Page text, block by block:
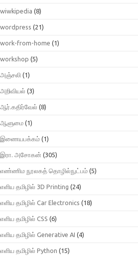
wiwkipedia (8)
wordpress (21)
work-from-home (1)
workshop (5)
அஞ்சலி (1)
அறிவியல் (3)
ஆர்.கதிர்வேல் (8)
ஆளுமை (1)
இணையபக்கம் (1)
இரா. அசோகன் (305)
எண்ணிம நூலகத் தொழில்நுட்பம் (5)
எளிய தமிழில் 3D Printing (24)
எளிய தமிழில் Car Electronics (18)
எளிய தமிழில் CSS (6)
எளிய தமிழில் Generative AI (4)
எளிய தமிழில் Python (15)